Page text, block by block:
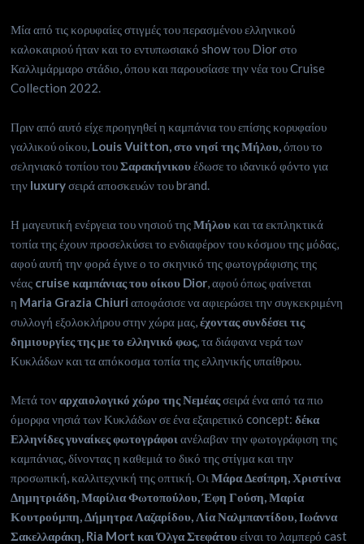
Μία από τις κορυφαίες στιγμές του περασμένου ελληνικού
καλοκαιριού ήταν και το εντυπωσιακό show του Dior στο
Καλλιμάρμαρο στάδιο, όπου και παρουσίασε την νέα του Cruise
Collection 2022.
Πριν από αυτό είχε προηγηθεί η καμπάνια του επίσης κορυφαίου
γαλλικού οίκου, Louis Vuitton, στο νησί της Μήλου,όπου το
σεληνιακό τοπίου τουΣαρακήνικουέδωσε το ιδανικό φόντο για
την luxuryσειρά αποσκευών του brand.
Η μαγευτική ενέργεια του νησιού τηςΜήλουκαι τα εκπληκτικά
τοπία της έχουν προσελκύσει το ενδιαφέρον του κόσμου της μόδας,
αφού αυτή την φορά έγινε ο το σκηνικό της φωτογράφισης της
νέας cruise καμπάνιας του οίκου Dior, αφού όπως φαίνεται
η Maria Grazia Chiuri αποφάσισε να αφιερώσει την συγκεκριμένη
συλλογή εξολοκλήρου στην χώρα μας,έχοντας συνδέσει τις
δημιουργίες της με το ελληνικό φως, τα διάφανα νερά των
Κυκλάδων και τα απόκοσμα τοπία της ελληνικής υπαίθρου.
Μετά τοναρχαιολογικό χώρο της Νεμέαςσειρά ένα από τα πιο
όμορφα νησιά των Κυκλάδων σε ένα εξαιρετικό concept: δέκα
Ελληνίδες γυναίκες φωτογράφοι ανέλαβαν την φωτογράφιση της
καμπάνιας, δίνοντας η καθεμιά το δικό της στίγμα και την
προσωπική, καλλιτεχνική της οπτική. ΟιΜάρα Δεσίπρη, Χριστίνα
Δημητριάδη, Μαρίλια Φωτοπούλου, Έφη Γούση, Μαρία
Κουτρούμπη, Δήμητρα Λαζαρίδου, Λία Ναλμπαντίδου, Ιωάννα
Σακελλαράκη, Ria Mort και Όλγα Στεφάτουείναι το λαμπερό cast